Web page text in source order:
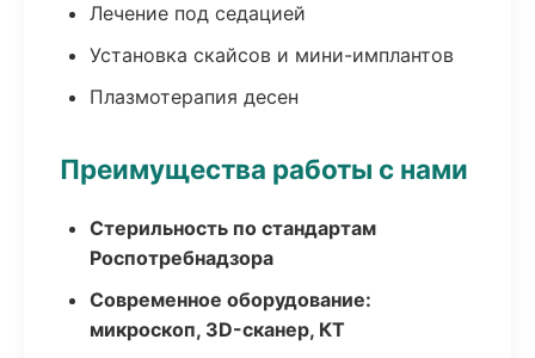
Лечение под седацией
Установка скайсов и мини-имплантов
Плазмотерапия десен
Преимущества работы с нами
Стерильность по стандартам
Роспотребнадзора
Современное оборудование:
микроскоп, 3D-сканер, КТ